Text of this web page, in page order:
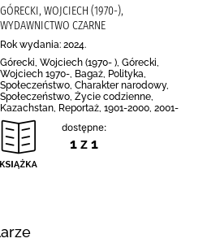
GÓRECKI, WOJCIECH (1970-),
WYDAWNICTWO CZARNE
Rok wydania: 2024.
Górecki, Wojciech (1970- ), Górecki,
Wojciech 1970-, Bagaż, Polityka,
Społeczeństwo, Charakter narodowy,
Społeczeństwo, Życie codzienne,
Kazachstan, Reportaż, 1901-2000, 2001-
dostępne:
1 z 1